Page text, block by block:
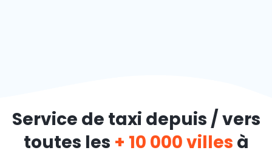
Service de taxi depuis / vers
toutes les + 10 000 villes à